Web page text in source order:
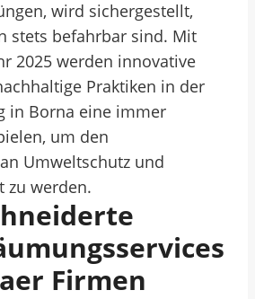
wird sichergestellt,
stets befahrbar sind. Mit
2025 werden innovative
Praktiken in der
in Borna eine immer
um den
Umweltschutz und
zu werden.
Firmen